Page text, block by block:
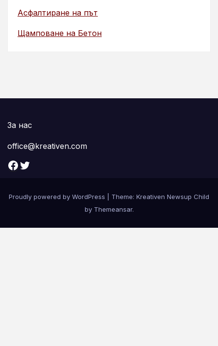
Асфалтиране на път
Щамповане на Бетон
За нас
office@kreativen.com
Facebook Twitter
Proudly powered by WordPress
Theme: Kreativen Newsup Child
by Themeansar.